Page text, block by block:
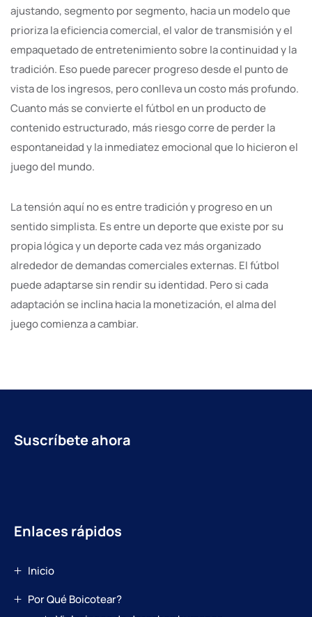
ajustando, segmento por segmento, hacia un modelo que
prioriza la eficiencia comercial, el valor de transmisión y el
empaquetado de entretenimiento sobre la continuidad y la
tradición. Eso puede parecer progreso desde el punto de
vista de los ingresos, pero conlleva un costo más profundo.
Cuanto más se convierte el fútbol en un producto de
contenido estructurado, más riesgo corre de perder la
espontaneidad y la inmediatez emocional que lo hicieron el
juego del mundo.
La tensión aquí no es entre tradición y progreso en un
sentido simplista. Es entre un deporte que existe por su
propia lógica y un deporte cada vez más organizado
alrededor de demandas comerciales externas. El fútbol
puede adaptarse sin rendir su identidad. Pero si cada
adaptación se inclina hacia la monetización, el alma del
juego comienza a cambiar.
Suscríbete ahora
Enlaces rápidos
Inicio
Por Qué Boicotear?